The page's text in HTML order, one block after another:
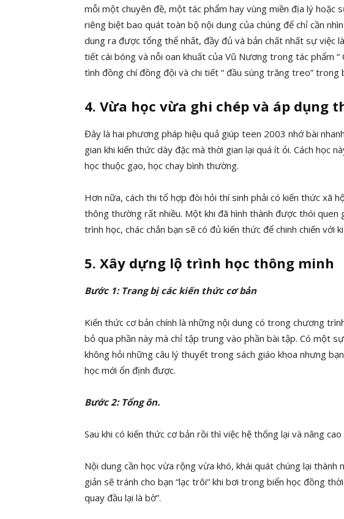
mỗi một chuyên đề, một tác phẩm hay vùng miền địa lý hoặc
riêng biệt bao quát toàn bộ nội dung của chúng để chỉ cần
dung ra được tổng thể nhất, đầy đủ và bản chất nhất sự việc
tiết cái bóng và nỗi oan khuất của Vũ Nương trong tác phẩm “
tình đồng chí đồng đội và chi tiết “ đầu súng trăng treo” trong
4. Vừa học vừa ghi chép và áp dụng
Đây là hai phương pháp hiệu quả giúp teen 2003 nhớ bài
gian khi kiến thức dày đặc mà thời gian lại quá ít ỏi. Cách học
học thuộc gạo, học chay bình thường.
Hơn nữa, cách thi tổ hợp đòi hỏi thí sinh phải có kiến thức xã
thông thường rất nhiều. Một khi đã hình thành được thói
trình học, chác chắn bạn sẽ có đủ kiến thức để chinh chiến với
5. Xây dựng lộ trình học thông minh
Bước 1: Trang bị các kiến thức cơ bản
Kiến thức cơ bản chính là những nội dung có trong chương
bỏ qua phần này mà chỉ tập trung vào phần bài tập. Có một
không hỏi những câu lý thuyết trong sách giáo khoa nhưng
học mới ổn định được.
Bước 2: Tổng ôn.
Sau khi có kiến thức cơ bản rồi thì việc hệ thống lại và nâng
Nội dung cần học vừa rộng vừa khó, khái quát chúng lại
giản sẽ tránh cho bạn “lạc trôi” khi bơi trong biển học đồng
quay đầu lại là bờ”.